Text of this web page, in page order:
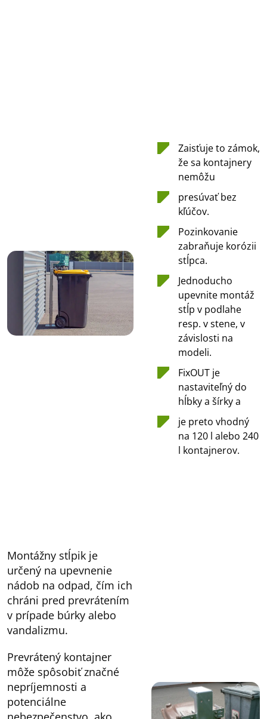
Zaisťuje to zámok,
že sa kontajnery
nemôžu
presúvať bez
kľúčov.
Pozinkovanie
zabraňuje korózii
stĺpca.
Jednoducho
upevnite montáž
stĺp v podlahe
resp. v stene, v
závislosti na
modeli.
FixOUT je
nastaviteľný do
hĺbky a šírky a
je preto vhodný
na 120 l alebo 240
l kontajnerov.
Montážny stĺpik je
určený na upevnenie
nádob na odpad, čím ich
chráni pred prevrátením
v prípade búrky alebo
vandalizmu.
Prevrátený kontajner
môže spôsobiť značné
nepríjemnosti a
potenciálne